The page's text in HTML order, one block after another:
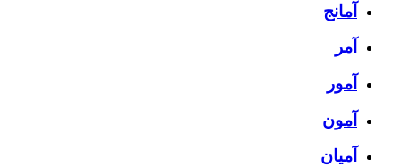
آمانج
آمر
آمور
آمون
آمیان